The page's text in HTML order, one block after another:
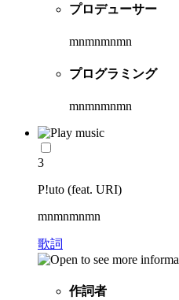
プロデューサー
mnmnmnmn
プログラミング
mnmnmnmn
3
P!uto (feat. URI)
mnmnmnmn
歌詞
作詞者